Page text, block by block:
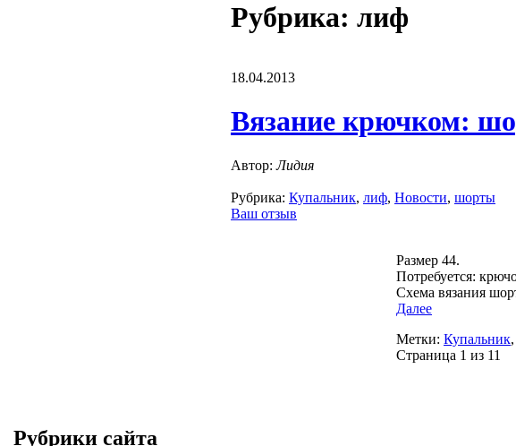
Рубрика: лиф
18.04.2013
Вязание крючком:
Автор:Лидия
Рубрика: Купальник, лиф, Новости, шорты
Ваш отзыв
Размер 44.
Потребуется:
Схема вязания
Далее
Метки: Купальник,
Страница 1 из 11
Рубрики сайта